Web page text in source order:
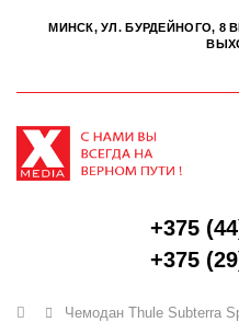
МИНСК, УЛ. БУРДЕЙНОГО, 8
+375
+375
Главная
Чемодан Thule Subterra